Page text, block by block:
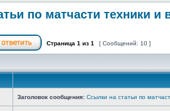
по матчасти техники и
Страница 1 из 1 [ Сообщений: 10 ]
Заголовок сообщения: Ссылки на статьи по